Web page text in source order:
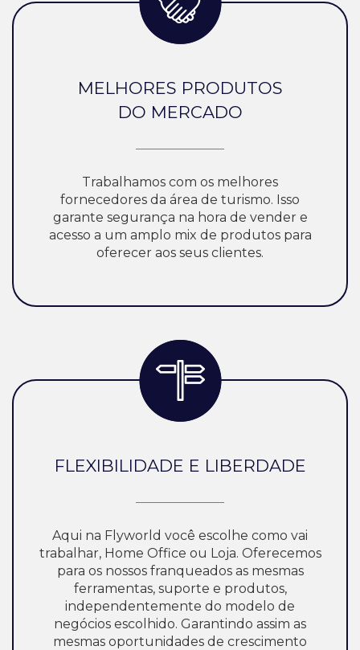
MELHORES PRODUTOS
DO MERCADO
Trabalhamos com os melhores
fornecedores da área de turismo. Isso
garante segurança na hora de vender e
acesso a um amplo mix de produtos para
oferecer aos seus clientes.
FLEXIBILIDADE E LIBERDADE
Aqui na Flyworld você escolhe como vai
trabalhar, Home Office ou Loja. Oferecemos
para os nossos franqueados as mesmas
ferramentas, suporte e produtos,
independentemente do modelo de
negócios escolhido. Garantindo assim as
mesmas oportunidades de crescimento